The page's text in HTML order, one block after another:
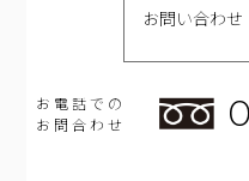
お問い合わせ
お電話での
お問合わせ